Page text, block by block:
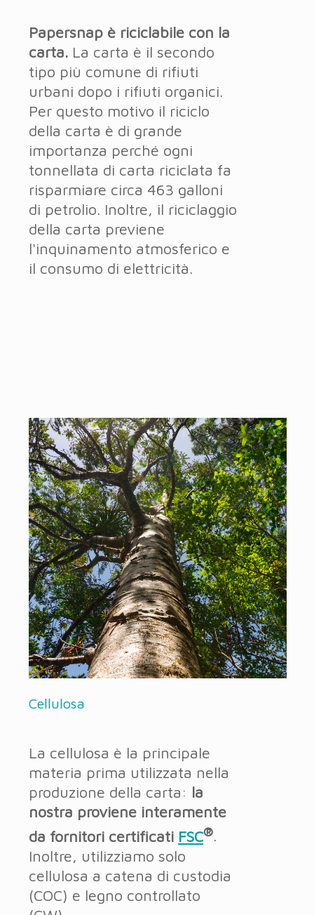
Papersnap è riciclabile con la
carta. La carta è il secondo
tipo più comune di rifiuti
urbani dopo i rifiuti organici.
Per questo motivo il riciclo
della carta è di grande
importanza perché ogni
tonnellata di carta riciclata fa
risparmiare circa 463 galloni
di petrolio. Inoltre, il riciclaggio
della carta previene
l'inquinamento atmosferico e
il consumo di elettricità.
Cellulosa
La cellulosa è la principale
materia prima utilizzata nella
produzione della carta: la
nostra proviene interamente
da fornitori certificati FSC®.
Inoltre, utilizziamo solo
cellulosa a catena di custodia
(COC) e legno controllato